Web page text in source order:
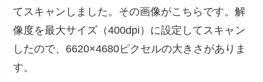
てスキャンしました。その画像がこちらです。解
像度を最大サイズ（400dpi）に設定してスキャン
したので、6620×4680ピクセルの大きさがありま
す。